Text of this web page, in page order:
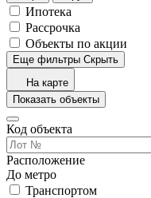
Ипотека
Рассрочка
Объекты по акции
Еще фильтры Скрыть
На карте
Показать объекты
Код объекта
Расположение
До метро
Транспортом